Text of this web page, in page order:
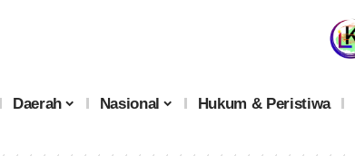
Daerah Nasional Hukum & Peristiwa